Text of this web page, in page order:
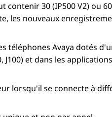
30 (IP500 V2) ou
les nouveaux
téléphones Avaya dotés
J100) et dans les applications
lorsqu'il se connecte à